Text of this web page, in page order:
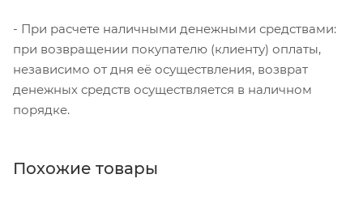
- При расчете наличными денежными средствами:
при возвращении покупателю (клиенту) оплаты,
независимо от дня её осуществления, возврат
денежных средств осуществляется в наличном
порядке.
Похожие товары